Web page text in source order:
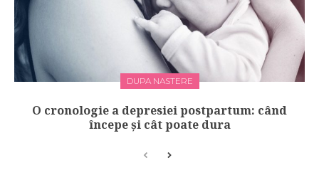
DUPA NASTERE
O cronologie a depresiei postpartum: când
începe și cât poate dura